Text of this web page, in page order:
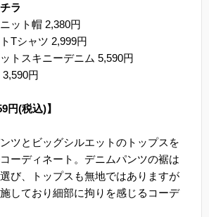
ラ
ット帽 2,380円
Tシャツ 2,999円
トスキニーデニム 5,590円
円
円(税込)】
ツとビッグシルエットのトップスを
ーディネート。デニムパンツの裾は
び、トップスも無地ではありますが
しており細部に拘りを感じるコーデ